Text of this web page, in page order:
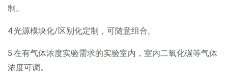
制。
4.光源模块化/区别化定制，可随意组合。
5.在有气体浓度实验需求的实验室内，室内二氧化碳等气体
浓度可调。